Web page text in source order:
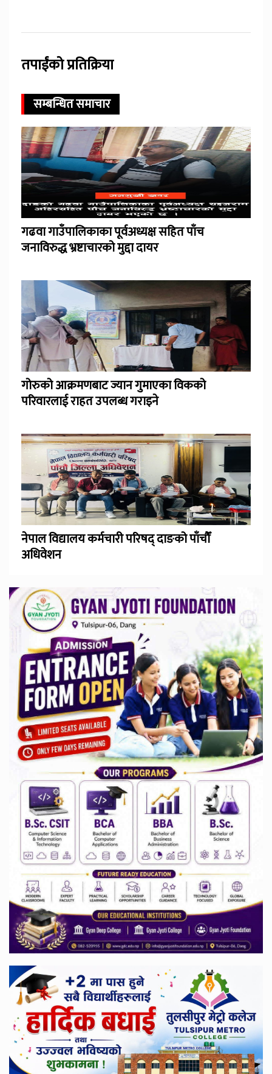
तपाईंको प्रतिक्रिया
सम्बन्धित समाचार
गढवा गाउँपालिकाका पूर्वअध्यक्ष सहित पाँच
जनाविरुद्ध भ्रष्टाचारको मुद्दा दायर
गोरुको आक्रमणबाट ज्यान गुमाएका विकको
परिवारलाई राहत उपलब्ध गराइने
नेपाल विद्यालय कर्मचारी परिषद् दाङको पाँचौँ
अधिवेशन